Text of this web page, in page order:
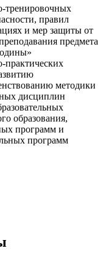
тренировочных
правил
и мер защиты от
предмета
практических
методики
дисциплин
образования,
программ и
программ